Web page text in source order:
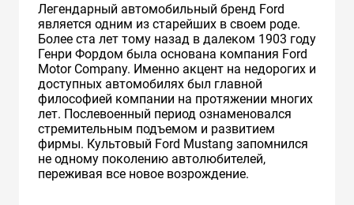
Легендарный автомобильный бренд Ford
является одним из старейших в своем роде.
Более ста лет тому назад в далеком 1903 году
Генри Фордом была основана компания Ford
Motor Company. Именно акцент на недорогих и
доступных автомобилях был главной
философией компании на протяжении многих
лет. Послевоенный период ознаменовался
стремительным подъемом и развитием
фирмы. Культовый Ford Mustang запомнился
не одному поколению автолюбителей,
переживая все новое возрождение.